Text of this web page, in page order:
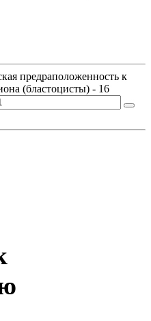
предраположенность к
(бластоцисты) - 16